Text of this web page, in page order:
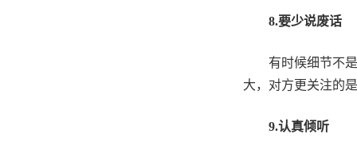
8.要少说废话
有时候细节不
大，对方更关注的
9.认真倾听